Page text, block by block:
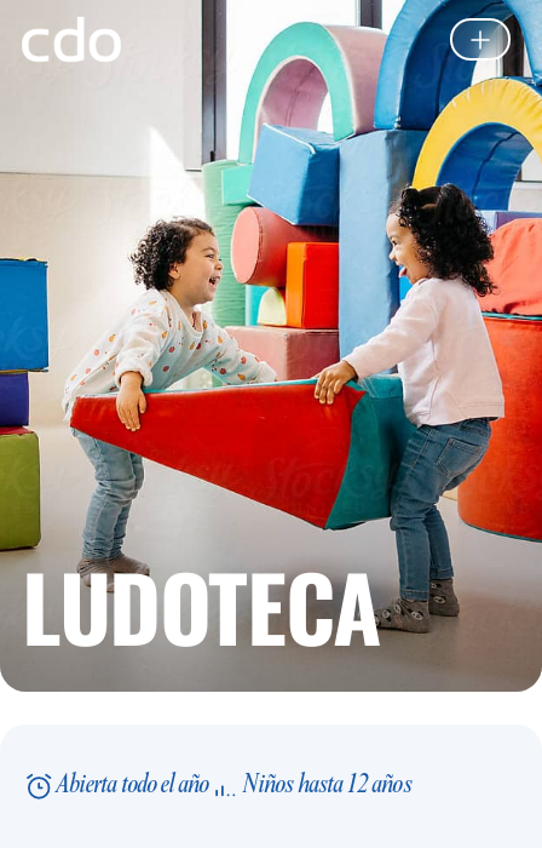
LUDOTECA
Abierta todo el año Niños hasta 12 años